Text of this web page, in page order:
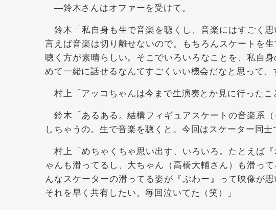
―鈴木さんはオファーを受けて。
鈴木「私自身も生で音楽を聴くし、音楽にはすごく
言えば音楽は切り離せないので。もちろんスケートを
聴く方が素晴らしい。そこでいろいろなことを、私自
めて一緒に話せるなんてすごくいい機会だなと思って、
村上「アッコちゃんは今まで生演奏とか見に行ったこ
鈴木「あるある。結構フィギュアスケートの音楽系
しちゃうの。生で音楽を聴くと。今回はスケーター同
村上「めちゃくちゃ思い出す、いろいろ。たとえば
ゃんも滑ってるし、大ちゃん（高橋大輔さん）も滑っ
んなスケーターの滑ってる姿が『ぶわー』って映像が
それを早く共有したい。毎回泣いてた（笑）」